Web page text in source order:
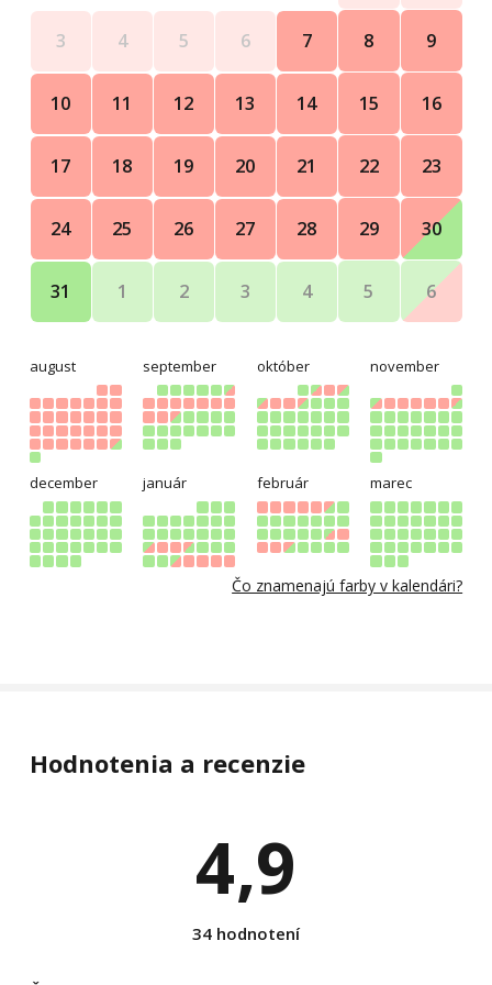
29-14 dní 50% z celkové ceny
13 dní a méně 100% z celkové ceny
3 4 5 6 7 8 9
10 11 12 13 14 15 16
17 18 19 20 21 22 23
24 25 26 27 28 29 30
31 1 2 3 4 5 6
august september október november
december január február marec
Čo znamenajú farby v kalendári?
Hodnotenia a recenzie
4,9
34 hodnotení